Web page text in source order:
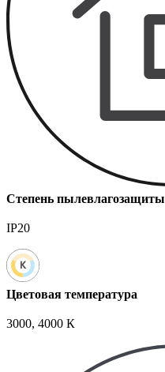
Степень пылевлагозащиты
IP20
Цветовая температура
3000, 4000 К